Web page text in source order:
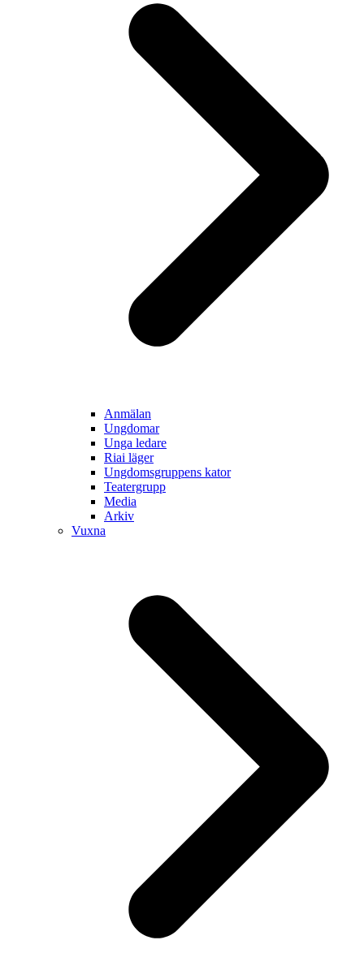
Anmälan
Ungdomar
Unga ledare
Riai läger
Ungdomsgruppens kator
Teatergrupp
Media
Arkiv
Vuxna